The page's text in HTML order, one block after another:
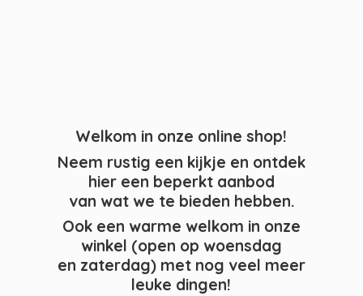
Welkom in onze online shop!
Neem rustig een kijkje en ontdek
hier een beperkt aanbod
van wat we te bieden hebben.
Ook een warme welkom in onze
winkel (open op woensdag
en zaterdag) met nog veel meer
leuke dingen!